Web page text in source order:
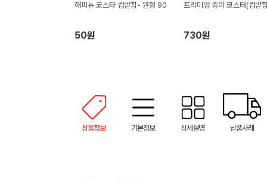
해피뉴 코스타 컵받침- 원형 90
50원
프리미엄 종이 코스터(컵받
730원
상품정보 기본정보 상세설명 납품사례